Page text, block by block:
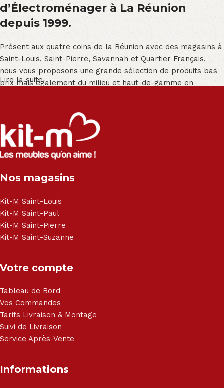
d’Électroménager à La Réunion
depuis 1999.
Présent aux quatre coins de la Réunion avec des magasins à
Saint-Louis, Saint-Pierre, Savannah et Quartier Français,
nous vous proposons une grande sélection de produits bas
prix mais également du milieu et haut-de-gamme en
Salon angle - Salon convertible - Salon relax - Canapé -
Canapé lit - Cuisine sur-mesure - Fauteuil - Armoire - Table
et chaise - Meuble de salle de bain - Literie - Lit - Bureau -
Électroménager - Télévision led - Réfrigérateur -
- Matelas - Hifi Hitachi, LG, Sharp, Philips, Bosh, Moulinex,
Haier, Sony, Cecotec, Westpoint, Dyson.
Lire la suite
Nos magasins
Kit-M Saint-Louis
Kit-M Saint-Paul
Kit-M Saint-Pierre
Kit-M Saint-Suzanne
Votre compte
Tableau de Bord
Vos Commandes
Tarifs Livraison & Montage
Suivi de Livraison
Service Après-Vente
Informations